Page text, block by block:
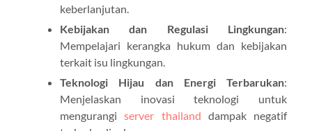
keberlanjutan.
Kebijakan dan Regulasi Lingkungan:
Mempelajari kerangka hukum dan kebijakan
terkait isu lingkungan.
Teknologi Hijau dan Energi Terbarukan:
Menjelaskan inovasi teknologi untuk
mengurangiserver thailand dampak negatif